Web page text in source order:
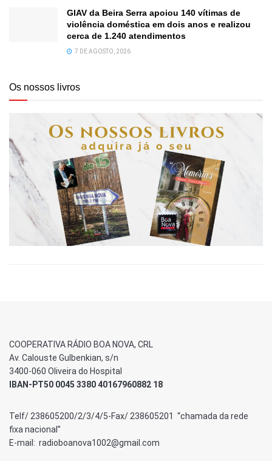
GIAV da Beira Serra apoiou 140 vítimas de
violência doméstica em dois anos e realizou
cerca de 1.240 atendimentos
7 DE AGOSTO, 2026
Os nossos livros
COOPERATIVA RÁDIO BOA NOVA, CRL
Av. Calouste Gulbenkian, s/n
3400-060 Oliveira do Hospital
IBAN-PT50 0045 3380 40167960882 18
Telf/ 238605200/2/3/4/5-Fax/ 238605201 “chamada da rede
fixa nacional”
E-mail: radioboanova1002@gmail.com